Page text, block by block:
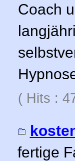
Coach
( Hits :
fertige